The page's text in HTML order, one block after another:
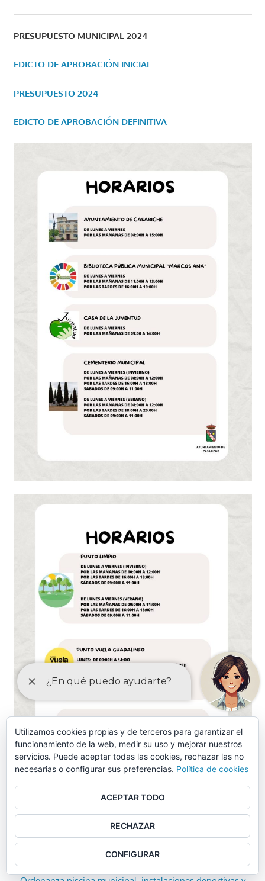
PRESUPUESTO MUNICIPAL 2024
EDICTO DE APROBACIÓN INICIAL
PRESUPUESTO 2024
EDICTO DE APROBACIÓN DEFINITIVA
ORDENANZAS MAYO-2024
Utilizamos cookies propias y de terceros para garantizar el
funcionamiento de la web, medir su uso y mejorar nuestros
servicios. Puede aceptar todas las cookies, rechazar las no
necesarias o configurar sus preferencias. Política de cookies
ACEPTAR TODO
RECHAZAR
CONFIGURAR